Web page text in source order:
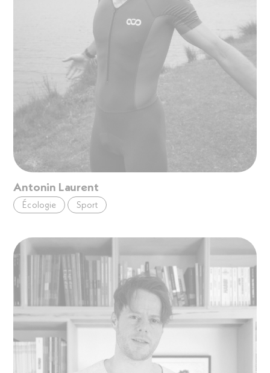
Antonin Laurent
Écologie Sport